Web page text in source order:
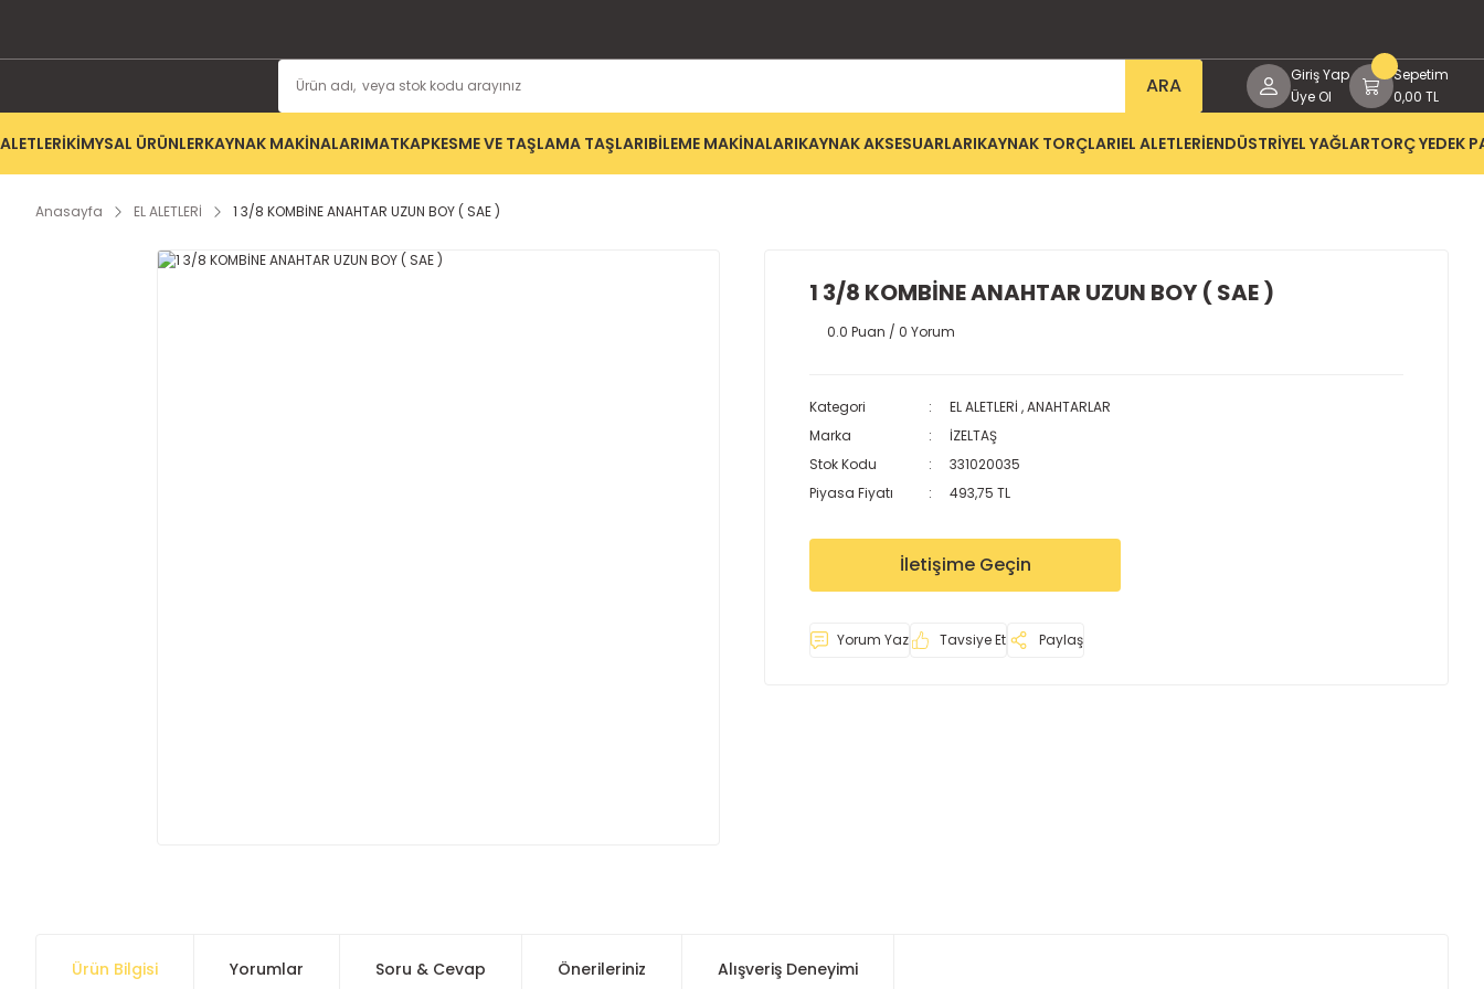
ARA
Giriş Yap
Üye Ol
Sepetim
0,00 TL
KİMYSAL ÜRÜNLERKAYNAK MAKİNALARIMATKAPKESME VE TAŞLAMA TAŞLARIBİLEME MAKİNALARIKAYNAK AKSESUARLARIKAYNAK TORÇLARIEL ALETLERİENDÜSTRİYEL YAĞLARTORÇ YEDEK
Anasayfa EL ALETLERİ 1 3/8 KOMBİNE ANAHTAR UZUN BOY ( SAE )
1 3/8 KOMBİNE ANAHTAR UZUN BOY ( SAE )
0.0 Puan / 0 Yorum
Kategori EL ALETLERİ ,ANAHTARLAR
Marka
İZELTAŞ
Stok Kodu
331020035
Piyasa Fiyatı
493,75 TL
İletişime Geçin
Yorum Yaz Tavsiye Et Paylaş
Ürün Bilgisi Yorumlar Soru & Cevap Önerileriniz Alışveriş Deneyimi